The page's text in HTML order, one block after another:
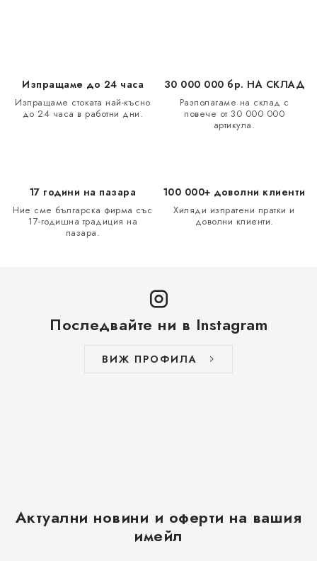
Изпращаме до 24 часа
Изпращаме стоката най-късно
до 24 часа в работни дни.
30 000 000 бр. НА СКЛАД
Разполагаме на склад с
повече от 30 000 000
артикула.
17 години на пазара
Ние сме българска фирма със
17-годишна традиция на
пазара.
100 000+ доволни клиенти
Хиляди изпратени пратки и
доволни клиенти.
Последвайте ни в Instagram
ВИЖ ПРОФИЛА
Актуални новини и оферти на вашия
имейл